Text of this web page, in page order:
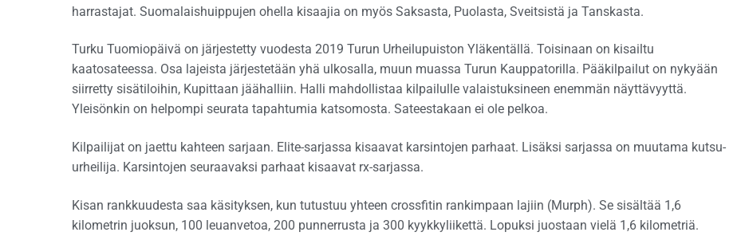
harrastajat. Suomalaishuippujen ohella kisaajia on myös Saksasta, Puolasta, Sveitsistä ja Tanskasta.
Turku Tuomiopäivä on järjestetty vuodesta 2019 Turun Urheilupuiston Yläkentällä. Toisinaan on kisailtu
kaatosateessa. Osa lajeista järjestetään yhä ulkosalla, muun muassa Turun Kauppatorilla. Pääkilpailut on nykyään
siirretty sisätiloihin, Kupittaan jäähalliin. Halli mahdollistaa kilpailulle valaistuksineen enemmän näyttävyyttä.
Yleisönkin on helpompi seurata tapahtumia katsomosta. Sateestakaan ei ole pelkoa.
Kilpailijat on jaettu kahteen sarjaan. Elite-sarjassa kisaavat karsintojen parhaat. Lisäksi sarjassa on muutama kutsu-
urheilija. Karsintojen seuraavaksi parhaat kisaavat rx-sarjassa.
Kisan rankkuudesta saa käsityksen, kun tutustuu yhteen crossfitin rankimpaan lajiin (Murph). Se sisältää 1,6
kilometrin juoksun, 100 leuanvetoa, 200 punnerrusta ja 300 kyykkyliikettä. Lopuksi juostaan vielä 1,6 kilometriä.